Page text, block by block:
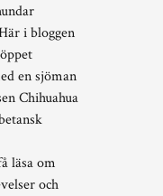
i bloggen
en sjöman
Chihuahua
läsa om
och